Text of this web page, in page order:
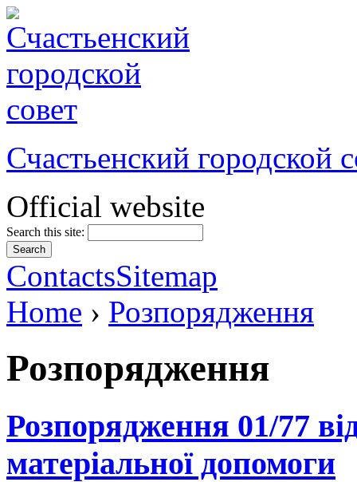
Счастьенский городской
Official website
Search this site:
ContactsSitemap
Home › Розпорядження
Розпорядження
Розпорядження 01/77
матеріальної допомоги